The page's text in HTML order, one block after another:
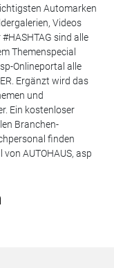
Automarken
Videos
sind alle
Themenspecial
Onlineportal alle
Ergänzt wird das
und
Ein kostenloser
Branchen-
finden
AUTOHAUS, asp